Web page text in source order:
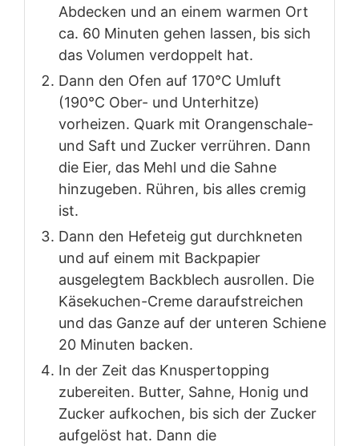
Abdecken und an einem warmen Ort
ca. 60 Minuten gehen lassen, bis sich
das Volumen verdoppelt hat.
Dann den Ofen auf 170°C Umluft
(190°C Ober- und Unterhitze)
vorheizen. Quark mit Orangenschale-
und Saft und Zucker verrühren. Dann
die Eier, das Mehl und die Sahne
hinzugeben. Rühren, bis alles cremig
ist.
Dann den Hefeteig gut durchkneten
und auf einem mit Backpapier
ausgelegtem Backblech ausrollen. Die
Käsekuchen-Creme daraufstreichen
und das Ganze auf der unteren Schiene
20 Minuten backen.
In der Zeit das Knuspertopping
zubereiten. Butter, Sahne, Honig und
Zucker aufkochen, bis sich der Zucker
aufgelöst hat. Dann die